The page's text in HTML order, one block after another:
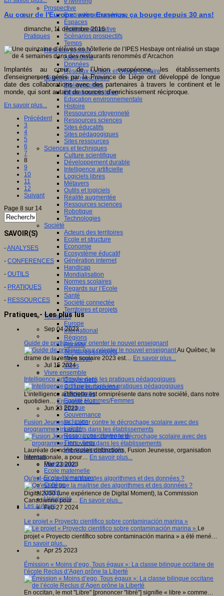
Prospective
Ecosystème numérique
Espaces
Politique éducative
Scénarios prospectifs
Temps
Réseaux sociaux
Algorithme
Données
Réseaux sociaux et champ scolaire
Sélection de ressources
Bibliographies
Education artistique
Education environnementale
Histoire
Ressources citoyenneté
Ressources sciences
Sites éducatifs
Sites pédagogiques
Sites ressources
Sciences et techniques
Culture scientifique
Développement durable
Intelligence artificielle
Logiciels libres
Métavers
Outils et logiciels
Réalité augmentée
Ressources sciences
Robotique
Technologies
Société
Acteurs des territoires
Ecole et structure
Economie
Ecosystème éducatif
Génération internet
Handicap
Mondialisation
Normes scolaires
Regards sur l’Ecole
Santé
Société connectée
Territoires et projets
Territoires
Europe
International
Régions
Ruralité
Territoires et projets
Tiers lieux
Villes
Vivre ensemble
Citoyenneté
Culture européenne
Démocratie
Egalité Hommes/Femmes
Ethique
Gouvernance
Inclusion
Laïcité
Ressources citoyenneté
Tiers - lieux
Vie scolaire et sociale
Niveaux
Périscolaire
Ecole maternelle
Ecole élémentaire
Collège
Lycée
Université
Les auteurs
Au cœur de l'Europe: avec Erasmus, ça bouge depuis 30 ans!
dimanche, 11 décembre 2016
Pratiques
Implantés au cœur de l’Union européenne, les établissements
d'enseignement gérés par la Province de Liège ont développé de longue
date des collaborations avec des partenaires à travers le continent et le
monde, qui sont autant de sources d’enrichissement réciproque.
En savoir plus...
Précédent
3
4
5
6
7
8
9
10
11
12
Suivant
Page 8 sur 14
SAVOIR(S)
-ANALYSES
- CONFERENCES
- OUTILS
- PRATIQUES
- RESSOURCES
Pratiques - Les plus lus
Sep 04 2023
Guide de pratique pour orienter le nouvel enseignant
Au Québec, le
drame de la rentrée scolaire 2023 est… En savoir plus...
Jul 15 2024
Intelligence artificielle dans les pratiques pédagogiques
L’intelligence artificielle est omniprésente dans notre société, dans notre
quotidien… En savoir plus...
Jun 23 2023
Fusion Jeunesse : Lutter contre le décrochage scolaire avec des
programmes innovants dans les établissements
Lauréate de nombreuses distinctions, Fusion Jeunesse, organisation
internationale, a pour… En savoir plus...
Mar 23 2023
Qu'est-ce que la maitrise des algorithmes et des données ?
Digital2030 (une expérience de Digital Moment), la Commission
Canadienne pour… En savoir plus...
Feb 27 2024
Le projet « Proyecto científico sobre contaminación marina »
Le
projet « Proyecto científico sobre contaminación marina » a été mené…
En savoir plus...
Apr 25 2023
Émission « Moins d’ego, Tous égaux »: La classe bilingue occitane de
l’école Reclus d’Agen prône la Liberté
En occitan, le mot "Libre" [prononcer "libré"] signifie « libre » comme…